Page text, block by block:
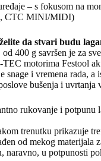
– s fokusom na
CTC MINI/MIDI)
da stvari budu
400 g savršen je za
TEC motorima Festool
i vremena rada,
bušenja i uvrtanja
rukovanje i
trenutku prikazuje
od mekog materijala
naravno, u potpunosti